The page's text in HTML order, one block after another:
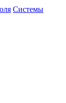
Системы